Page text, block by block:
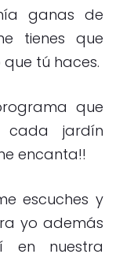
ganas de
tienes que
tú haces.
que
jardín
encanta!!
escuches y
yo además
en nuestra